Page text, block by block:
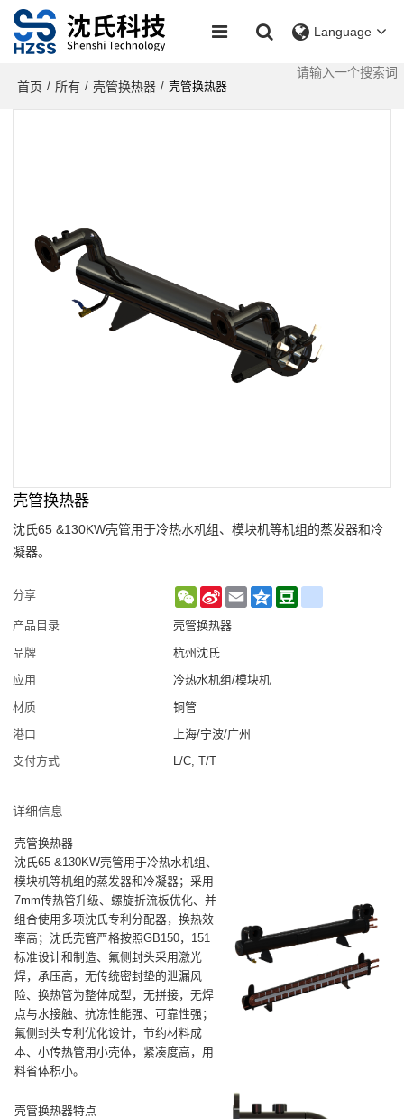
Language
首页 / 所有 / 壳管换热器 / 壳管换热器
壳管换热器
沈氏65 &130KW壳管用于冷热水机组、模块机等机组的蒸发器和冷
凝器。
分享 WeChat
Sina
Weibo
Email Qzone
产品目录
壳管换热器
品牌
杭州沈氏
应用
冷热水机组/模块机
材质
铜管
港口
上海/宁波/广州
支付方式
L/C, T/T
详细信息
壳管换热器
沈氏65 &130KW壳管用于冷热水机组、
模块机等机组的蒸发器和冷凝器；采用
7mm传热管升级、螺旋折流板优化、并
组合使用多项沈氏专利分配器，换热效
率高；沈氏壳管严格按照GB150，151
标准设计和制造、氟侧封头采用激光
焊，承压高，无传统密封垫的泄漏风
险、换热管为整体成型，无拼接，无焊
点与水接触、抗冻性能强、可靠性强；
氟侧封头专利优化设计，节约材料成
本、小传热管用小壳体，紧凑度高，用
料省体积小。
壳管换热器特点